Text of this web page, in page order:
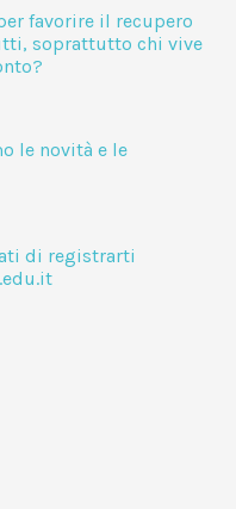
favorire il recupero
soprattutto chi vive
le novità e le
di registrarti